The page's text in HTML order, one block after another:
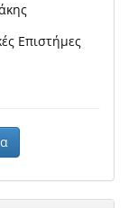
Επιστήμες